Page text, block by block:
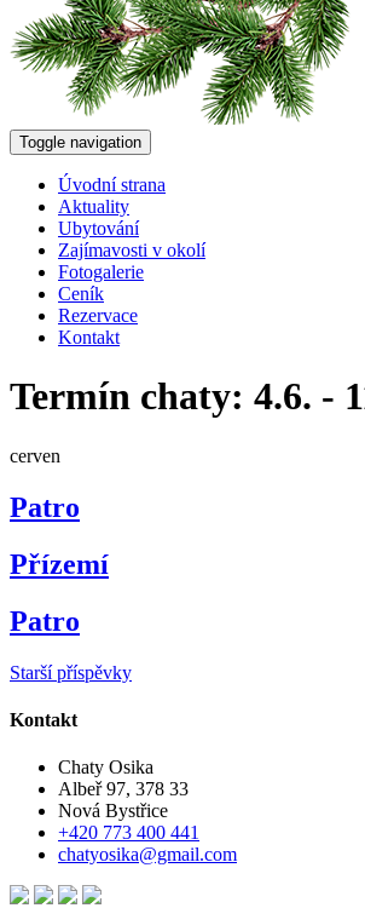
Toggle navigation
Úvodní strana
Aktuality
Ubytování
Zajímavosti v okolí
Fotogalerie
Ceník
Rezervace
Kontakt
Termín chaty: 4.6. -
cerven
Patro
Přízemí
Patro
Navigace
pro
Starší příspěvky
Kontakt
Chaty Osika
Albeř 97, 378 33
Nová Bystřice
+420 773 400 441
chatyosika@gmail.com